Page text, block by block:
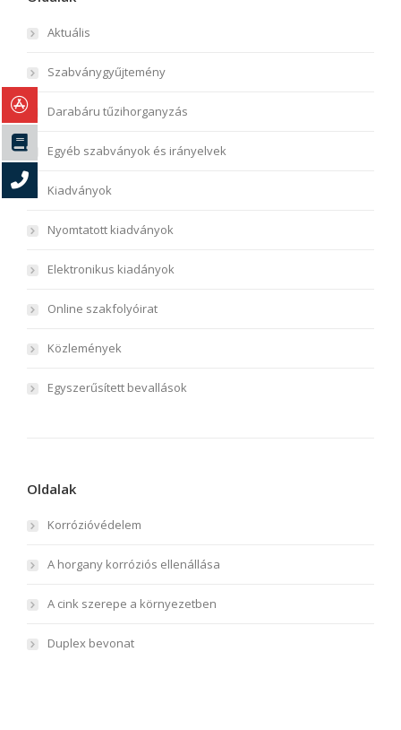
Aktuális
Szabványgyűjtemény
Darabáru tűzihorganyzás
Egyéb szabványok és irányelvek
Kiadványok
Nyomtatott kiadványok
Elektronikus kiadányok
Online szakfolyóirat
Közlemények
Egyszerűsített bevallások
Oldalak
Korrózióvédelem
A horgany korróziós ellenállása
A cink szerepe a környezetben
Duplex bevonat